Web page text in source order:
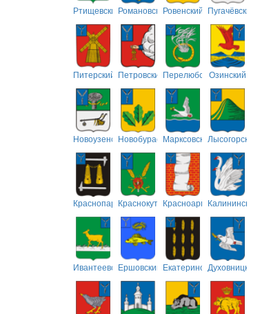
РтищевскийРомановскийРовенский Пугачёвский
Питерский ПетровскийПерелюбскийОзинский
НовоузенскийНовобурасскийМарксовскийЛысогорский
Краснопартизанский
КраснокутскийКрасноармейский
Калининский
ИвантеевскийЕршовский ЕкатериновскийДуховницкий